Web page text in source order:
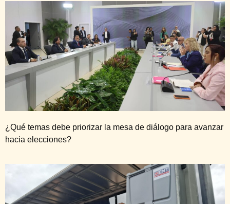
¿Qué temas debe priorizar la mesa de diálogo para avanzar
hacia elecciones?